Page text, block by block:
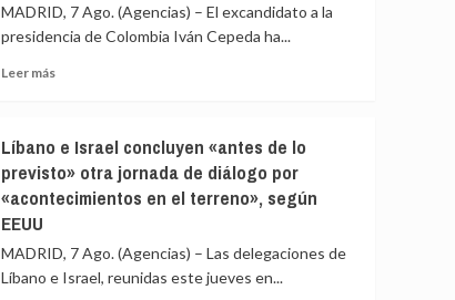
«alterar
el
constitucional»
ha
reclutado
extranjeros
de
135
combatir
en
MADRID, 7 Ago. (Agencias) – El excandidato a la
presidencia de Colombia Iván Cepeda ha...
Leer másLeer
sostiene
que
la
Colombia
lo
Líbano e Israel concluyen «antes de lo
previsto» otra jornada de diálogo por
«acontecimientos en el terreno», según
EEUU
MADRID, 7 Ago. (Agencias) – Las delegaciones de
Líbano e Israel, reunidas este jueves en...